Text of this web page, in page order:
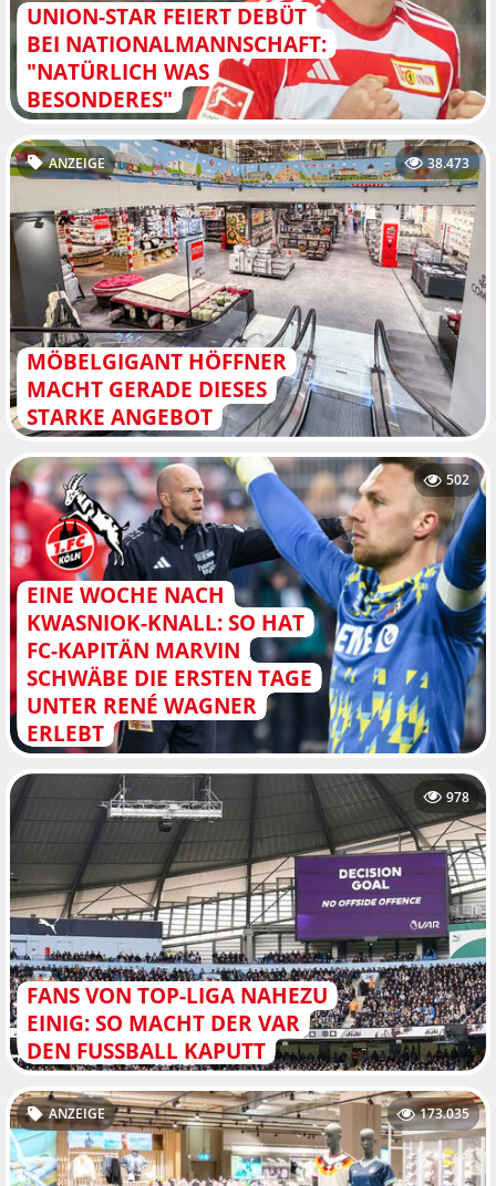
UNION-STAR FEIERT DEBÜT
BEI NATIONALMANNSCHAFT:
"NATÜRLICH WAS
BESONDERES"
MÖBELGIGANT HÖFFNER
MACHT GERADE DIESES
STARKE ANGEBOT
ANZEIGE 38.473
EINE WOCHE NACH
KWASNIOK-KNALL: SO HAT
FC-KAPITÄN MARVIN
SCHWÄBE DIE ERSTEN TAGE
UNTER RENÉ WAGNER
ERLEBT
502
FANS VON TOP-LIGA NAHEZU
EINIG: SO MACHT DER VAR
DEN FUSSBALL KAPUTT
978
ANZEIGE 173.035